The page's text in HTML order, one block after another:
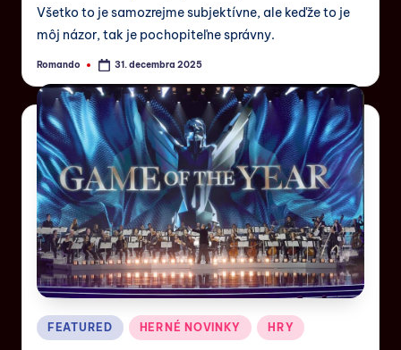
Všetko to je samozrejme subjektívne, ale keďže to je
môj názor, tak je pochopiteľne správny.
Romando 31. decembra 2025
FEATURED HERNÉ NOVINKY HRY